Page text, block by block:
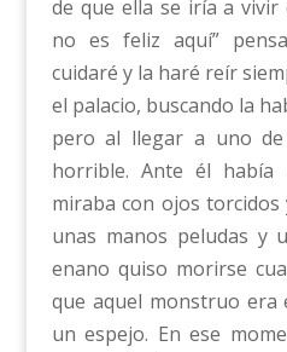
de que ella se iría a vivir
no es feliz aquí”
cuidaré y la haré reír
el palacio, buscando la
pero al llegar a uno
horrible. Ante él
miraba con ojos
unas manos peludas y
enano quiso morirse
que aquel monstruo era
un espejo. En ese